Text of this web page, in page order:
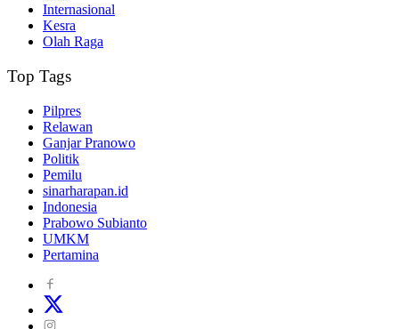
Internasional
Kesra
Olah Raga
Top Tags
Pilpres
Relawan
Ganjar Pranowo
Politik
Pemilu
sinarharapan.id
Indonesia
Prabowo Subianto
UMKM
Pertamina